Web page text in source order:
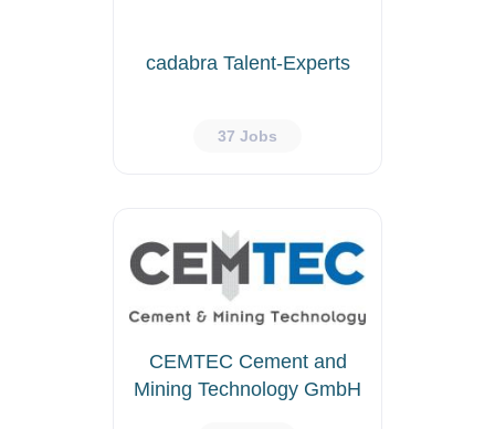
cadabra Talent-Experts
37 Jobs
CEMTEC Cement and
Mining Technology GmbH